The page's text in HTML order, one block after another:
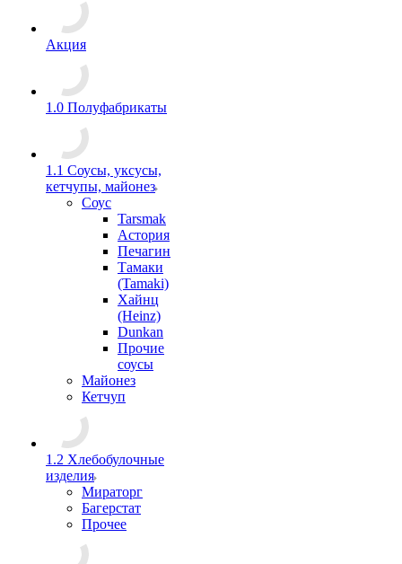
Акция
1.0 Полуфабрикаты
1.1 Соусы, уксусы,
кетчупы, майонез
Соус
Tarsmak
Астория
Печагин
Тамаки
(Tamaki)
Хайнц
(Heinz)
Dunkan
Прочие
соусы
Майонез
Кетчуп
1.2 Хлебобулочные
изделия
Мираторг
Багерстат
Прочее